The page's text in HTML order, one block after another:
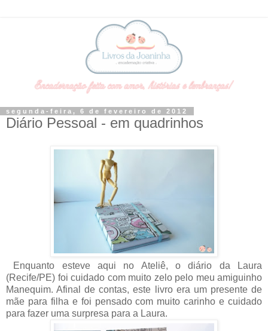
segunda-feira, 6 de fevereiro de 2012
Diário Pessoal - em quadrinhos
Enquanto esteve aqui no Ateliê, o diário da Laura
(Recife/PE) foi cuidado com muito zelo pelo meu amiguinho
Manequim. Afinal de contas, este livro era um presente de
mãe para filha e foi pensado com muito carinho e cuidado
para fazer uma surpresa para a Laura.